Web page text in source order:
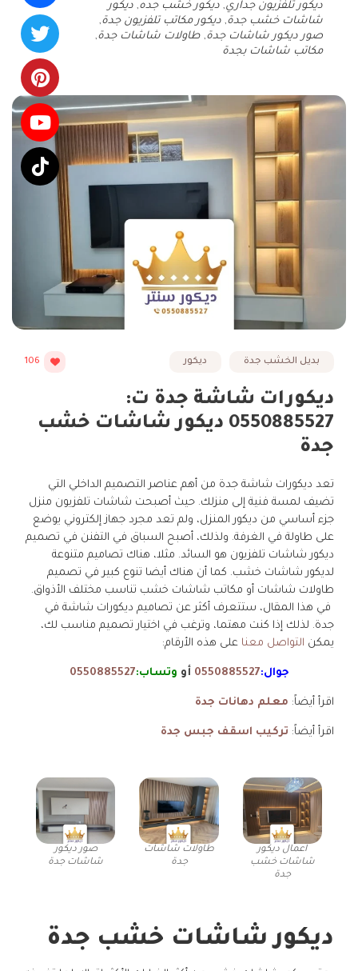
ديكور تلفزيون جداري, ديكور خشب جده, ديكور
شاشات خشب جدة, ديكور مكاتب تلفزيون جدة,
صور ديكور شاشات جدة, طاولات شاشات جدة,
مكاتب شاشات بجدة
بديل الخشب جدة ديكور 106
ديكورات شاشة جدة ت:
0550885527 ديكور شاشات خشب
جدة
تعد ديكورات شاشة جدة من أهم عناصر التصميم الداخلي التي
تضيف لمسة فنية إلى منزلك. حيث أصبحت شاشات تلفزيون منزل
جزء أساسي من ديكور المنزل، ولم تعد مجرد جهاز إلكتروني يوضع
على طاولة في الغرفة. ولذلك، أصبح السباق في التفنن في تصميم
ديكور شاشات تلفزيون هو السائد. مثلا، هناك تصاميم متنوعة
لديكور شاشات خشب. كما أن هناك أيضا تنوع كبير في تصميم
طاولات شاشات أو مكاتب شاشات خشب تناسب مختلف الأذواق.
في هذا المقال، ستتعرف أكثر عن تصاميم ديكورات شاشة في
جدة. لذلك إذا كنت مهتما، وترغب في اختيار تصميم مناسب لك،
يمكن التواصل معنا على هذه الأرقام:
جوال:0550885527 أو وتساب:0550885527
اقرأ أيضاً: معلم دهانات جدة
اقرأ أيضاً: تركيب اسقف جبس جدة
اعمال ديكور
شاشات خشب
جدة
طاولات شاشات
جدة
صور ديكور
شاشات جدة
ديكور شاشات خشب جدة